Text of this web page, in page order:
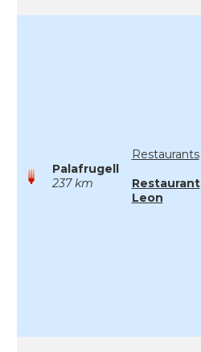
Palafrugell
237 km
Restaurants
Restaurant
Leon